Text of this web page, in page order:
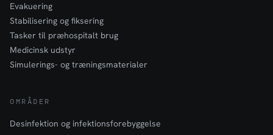
Evakuering
Stabilisering og fiksering
Tasker til præhospitalt brug
Medicinsk udstyr
Simulerings- og træningsmaterialer
OMRÅDER
Desinfektion og infektionsforebyggelse